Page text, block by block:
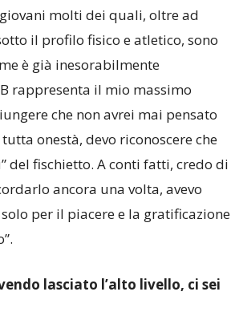
molti dei quali, oltre ad
il profilo fisico e atletico, sono
è già inesorabilmente
rappresenta il mio massimo
che non avrei mai pensato
onestà, devo riconoscere che
del fischietto. A conti fatti, credo di
ancora una volta, avevo
per il piacere e la gratificazione
lasciato l’alto livello, ci sei